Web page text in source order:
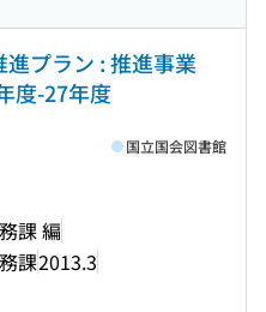
プラン : 推進事業
度-27年度
課 編
課2013.3
国立国会図書館